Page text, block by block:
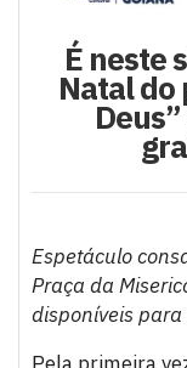
É neste
Natal do
Espetáculo
Praça da
disponíveis